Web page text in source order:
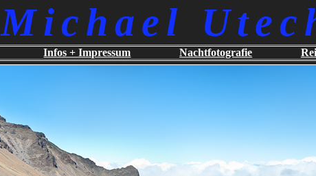
Michael
Infos + Impressum Nachtfotografie